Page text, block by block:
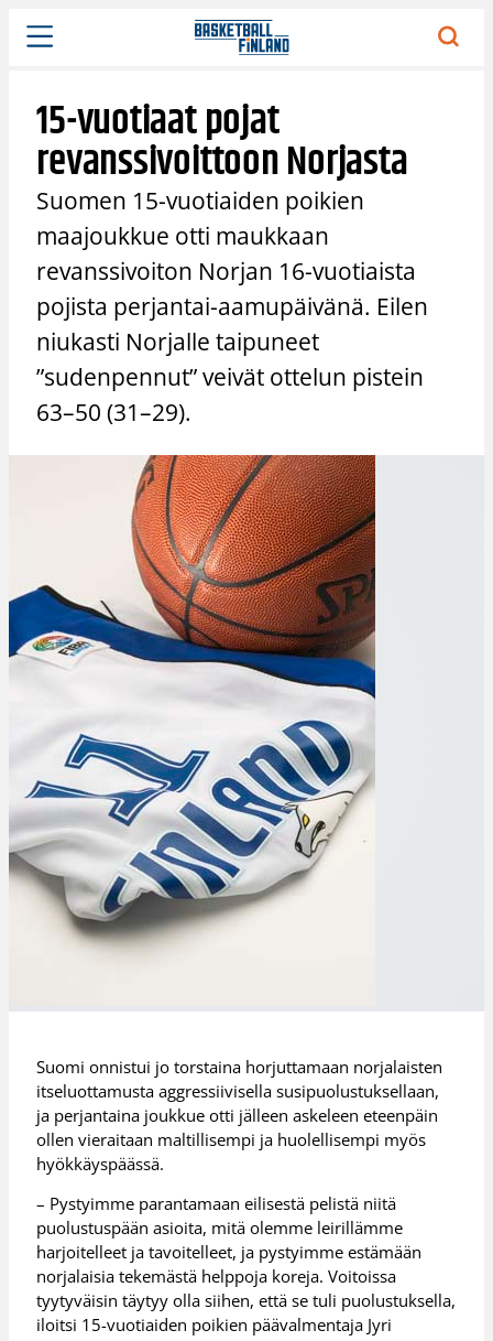
Siirry
sisältöön
15-vuotiaat pojat
revanssivoittoon Norjasta
Suomen 15-vuotiaiden poikien
maajoukkue otti maukkaan
revanssivoiton Norjan 16-vuotiaista
pojista perjantai-aamupäivänä. Eilen
niukasti Norjalle taipuneet
”sudenpennut” veivät ottelun pistein
63–50 (31–29).
Suomi onnistui jo torstaina horjuttamaan norjalaisten
itseluottamusta aggressiivisella susipuolustuksellaan,
ja perjantaina joukkue otti jälleen askeleen eteenpäin
ollen vieraitaan maltillisempi ja huolellisempi myös
hyökkäyspäässä.
– Pystyimme parantamaan eilisestä pelistä niitä
puolustuspään asioita, mitä olemme leirillämme
harjoitelleet ja tavoitelleet, ja pystyimme estämään
norjalaisia tekemästä helppoja koreja. Voitoissa
tyytyväisin täytyy olla siihen, että se tuli puolustuksella,
iloitsi 15-vuotiaiden poikien päävalmentaja Jyri